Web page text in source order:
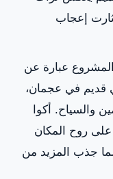
إعجاب
عبارة عن
قديم في عجمان،
والسياح. أكوا
على روح المكان
جذب المزيد من